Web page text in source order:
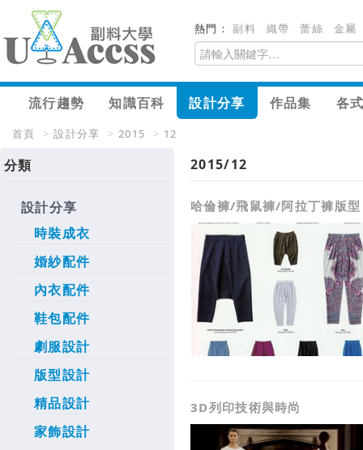
熱門：副料 織帶 蕾絲 金屬
流行趨勢 知識百科 設計分享 作品集 各
首頁 > 設計分享 > 2015 > 12
分類
設計分享
時裝成衣
婚紗配件
內衣配件
鞋包配件
劇服設計
版型設計
精品設計
家飾設計
2015/12
哈倫褲/飛鼠褲/阿拉丁褲版型
3D列印技術與時尚